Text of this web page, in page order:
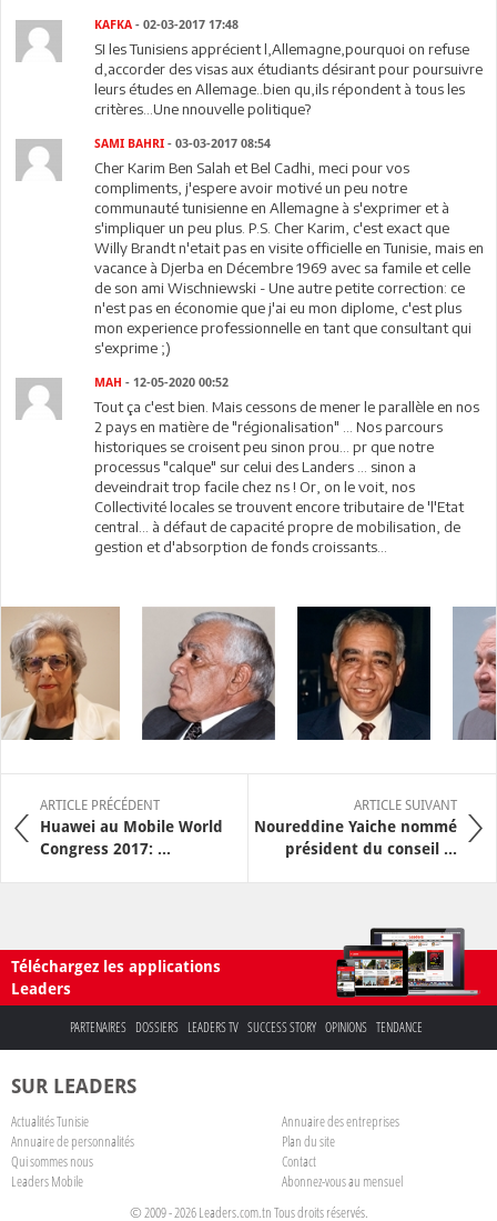
KAFKA - 02-03-2017 17:48
SI les Tunisiens apprécient l,Allemagne,pourquoi on refuse
d,accorder des visas aux étudiants désirant pour poursuivre
leurs études en Allemage..bien qu,ils répondent à tous les
critères...Une nnouvelle politique?
SAMI BAHRI - 03-03-2017 08:54
Cher Karim Ben Salah et Bel Cadhi, meci pour vos
compliments, j'espere avoir motivé un peu notre
communauté tunisienne en Allemagne à s'exprimer et à
s'impliquer un peu plus. P.S. Cher Karim, c'est exact que
Willy Brandt n'etait pas en visite officielle en Tunisie, mais en
vacance à Djerba en Décembre 1969 avec sa famile et celle
de son ami Wischniewski - Une autre petite correction: ce
n'est pas en économie que j'ai eu mon diplome, c'est plus
mon experience professionnelle en tant que consultant qui
s'exprime ;)
MAH - 12-05-2020 00:52
Tout ça c'est bien. Mais cessons de mener le parallèle en nos
2 pays en matière de "régionalisation" ... Nos parcours
historiques se croisent peu sinon prou... pr que notre
processus "calque" sur celui des Landers ... sinon a
deveindrait trop facile chez ns ! Or, on le voit, nos
Collectivité locales se trouvent encore tributaire de 'l'Etat
central... à défaut de capacité propre de mobilisation, de
gestion et d'absorption de fonds croissants...
ARTICLE PRÉCÉDENT
Huawei au Mobile World
Congress 2017: ...
ARTICLE SUIVANT
Noureddine Yaiche nommé
président du conseil ...
Téléchargez les applications
Leaders
PARTENAIRES DOSSIERS LEADERS TV SUCCESS STORY OPINIONS TENDANCE
SUR LEADERS
Actualités Tunisie
Annuaire des entreprises
Annuaire de personnalités
Plan du site
Qui sommes nous
Contact
Leaders Mobile
Abonnez-vous au mensuel
© 2009 - 2026 Leaders.com.tn Tous droits réservés.